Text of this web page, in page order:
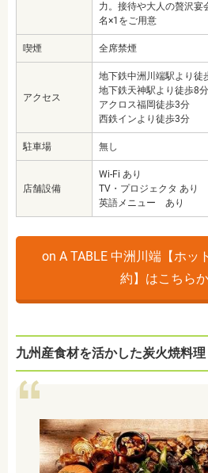
力。接待や大人の贅沢
名×1をご用意
喫煙 全席禁煙
アクセス
地下鉄中洲川端駅より徒
地下鉄天神駅より徒歩8分
アクロス福岡徒歩3分
西鉄インより徒歩3分
駐車場 無し
店舗設備
Wi-Fi あり
TV・プロジェクタ あり
英語メニュー あり
on A TABLE 中洲川端【ホッ
約】はこちらか
九州産食材を活かした炭火焼料理